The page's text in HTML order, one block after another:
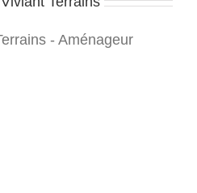
-5
- Aménageur